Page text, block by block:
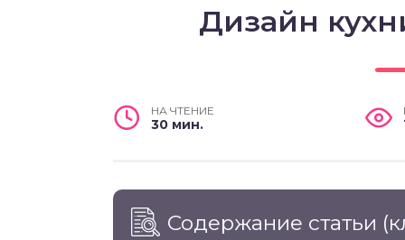
Дизайн
НА ЧТЕНИЕ
30 мин.
Содержание статьи